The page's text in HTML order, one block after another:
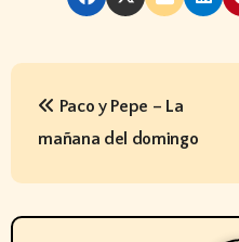
N
v
e
Paco y Pepe – La
mañana del domingo